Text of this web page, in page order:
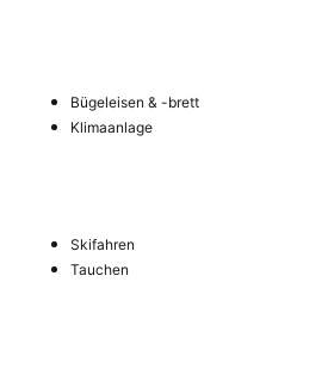
Bügeleisen & -brett
Klimaanlage
Skifahren
Tauchen